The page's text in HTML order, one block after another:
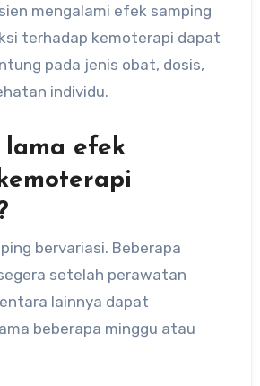
mengalami efek samping
terhadap kemoterapi dapat
pada jenis obat, dosis,
individu.
lama efek
bervariasi. Beberapa
setelah perawatan
lainnya dapat
beberapa minggu atau